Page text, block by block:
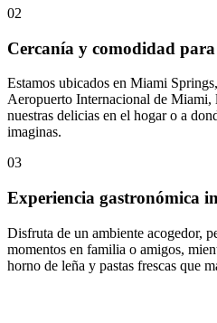
02
Cercanía y comodidad
Estamos ubicados en Miami
Aeropuerto Internacional de Miami,
nuestras delicias en el hogar o a
imaginas.
03
Experiencia gastronómica
Disfruta de un ambiente acogedor,
momentos en familia o amigos,
horno de leña y pastas frescas que